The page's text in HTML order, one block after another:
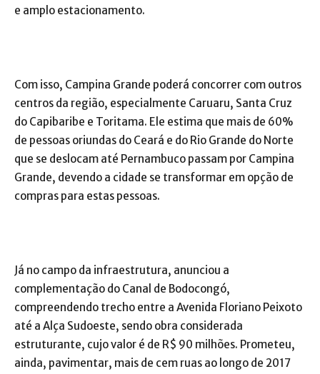
e amplo estacionamento.
Com isso, Campina Grande poderá concorrer com outros
centros da região, especialmente Caruaru, Santa Cruz
do Capibaribe e Toritama. Ele estima que mais de 60%
de pessoas oriundas do Ceará e do Rio Grande do Norte
que se deslocam até Pernambuco passam por Campina
Grande, devendo a cidade se transformar em opção de
compras para estas pessoas.
Já no campo da infraestrutura, anunciou a
complementação do Canal de Bodocongó,
compreendendo trecho entre a Avenida Floriano Peixoto
até a Alça Sudoeste, sendo obra considerada
estruturante, cujo valor é de R$ 90 milhões. Prometeu,
ainda, pavimentar, mais de cem ruas ao longo de 2017